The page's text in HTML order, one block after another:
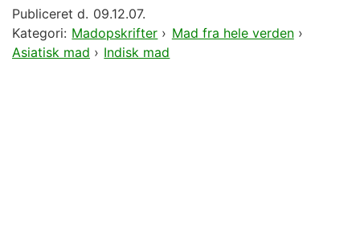
Publiceret d. 09.12.07.
Kategori: Madopskrifter › Mad fra hele verden›
Asiatisk mad › Indisk mad